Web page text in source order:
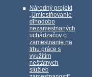
Národný projekt
„Umiestňovanie
dlhodobo
nezamestnaných
uchádzačov o
zamestnanie na
trhu práce s
využitím
neštátnych
služieb